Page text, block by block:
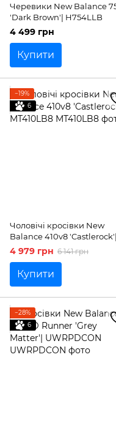
Черевики New Balance
'Dark Brown'| H754LLB
4 499 грн
Купити
−19%
6
Чоловічі кросівки New
Balance 410v8 'Castlerock'|
MT410LB8
4 979 грн 6 141 грн
Купити
−28%
6